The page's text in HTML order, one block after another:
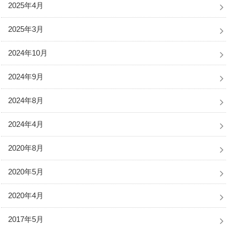
2025年4月
2025年3月
2024年10月
2024年9月
2024年8月
2024年4月
2020年8月
2020年5月
2020年4月
2017年5月